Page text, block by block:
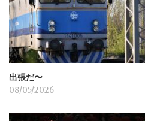
出張だ〜
08/05/2026